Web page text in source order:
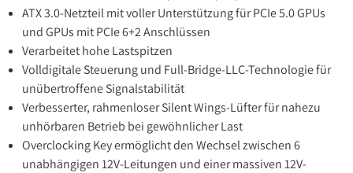
ATX 3.0-Netzteil mit voller Unterstützung für PCIe 5.0 GPUs
und GPUs mit PCIe 6+2 Anschlüssen
Verarbeitet hohe Lastspitzen
Volldigitale Steuerung und Full-Bridge-LLC-Technologie für
unübertroffene Signalstabilität
Verbesserter, rahmenloser Silent Wings-Lüfter für nahezu
unhörbaren Betrieb bei gewöhnlicher Last
Overclocking Key ermöglicht den Wechsel zwischen 6
unabhängigen 12V-Leitungen und einer massiven 12V-